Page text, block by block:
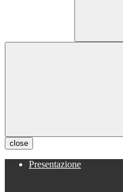
close
Presentazione